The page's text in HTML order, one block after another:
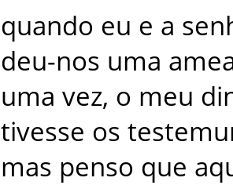
quando eu e a
deu-nos uma
uma vez, o meu
tivesse os
mas penso que